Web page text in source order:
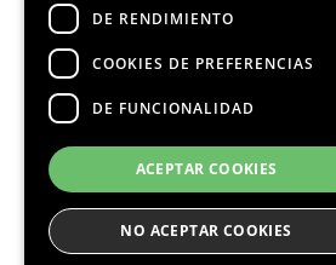
DE RENDIMIENTO
COOKIES DE PREFERENCIAS
DE FUNCIONALIDAD
ACEPTAR COOKIES
NO ACEPTAR COOKIES